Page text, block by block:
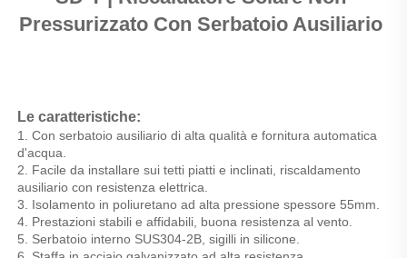
Pressurizzato Con Serbatoio Ausiliario
Le caratteristiche:
1. Con serbatoio ausiliario di alta qualità e fornitura automatica
d'acqua.
2. Facile da installare sui tetti piatti e inclinati, riscaldamento
ausiliario con resistenza elettrica.
3. Isolamento in poliuretano ad alta pressione spessore 55mm.
4. Prestazioni stabili e affidabili, buona resistenza al vento.
5. Serbatoio interno SUS304-2B, sigilli in silicone.